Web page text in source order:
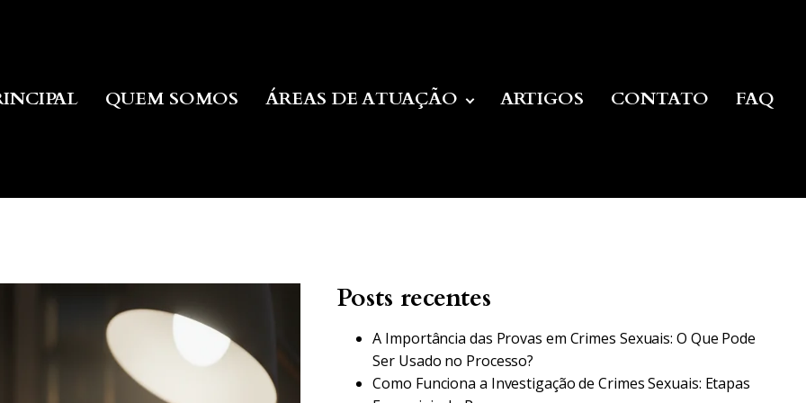
QUEM SOMOS ÁREAS DE ATUAÇÃO ARTIGOS CONTATO FAQ
Posts recentes
A Importância das Provas em Crimes Sexuais: O Que Pode
Ser Usado no Processo?
Como Funciona a Investigação de Crimes Sexuais: Etapas